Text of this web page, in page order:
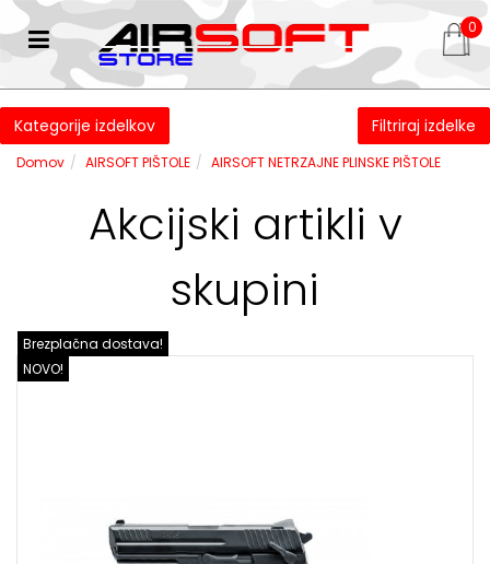
0
Kategorije izdelkov Filtriraj izdelke
Domov AIRSOFT PIŠTOLE AIRSOFT NETRZAJNE PLINSKE PIŠTOLE
Akcijski artikli v
skupini
NOVO!
Brezplačna dostava!